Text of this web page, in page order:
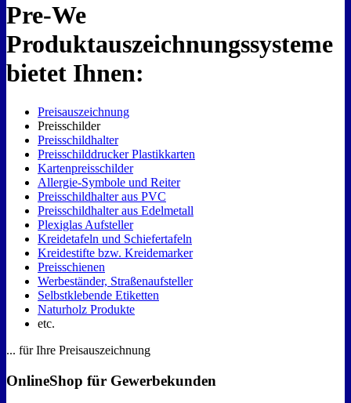
Pre-We
Produktauszeichnungssysteme
bietet Ihnen:
Preisauszeichnung
Preisschilder
Preisschildhalter
Preisschilddrucker Plastikkarten
Kartenpreisschilder
Allergie-Symbole und Reiter
Preisschildhalter aus PVC
Preisschildhalter aus Edelmetall
Plexiglas Aufsteller
Kreidetafeln und Schiefertafeln
Kreidestifte bzw. Kreidemarker
Preisschienen
Werbeständer, Straßenaufsteller
Selbstklebende Etiketten
Naturholz Produkte
etc.
... für Ihre Preisauszeichnung
OnlineShop für Gewerbekunden